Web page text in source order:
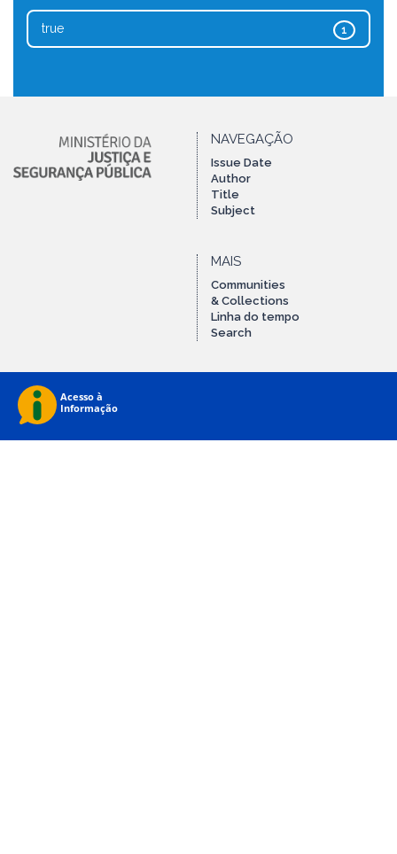
1
true
NAVEGAÇÃO
Issue Date
Author
Title
Subject
MAIS
Communities
& Collections
Linha do tempo
Search